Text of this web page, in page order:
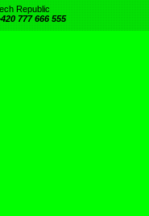
Republic
777 666 555